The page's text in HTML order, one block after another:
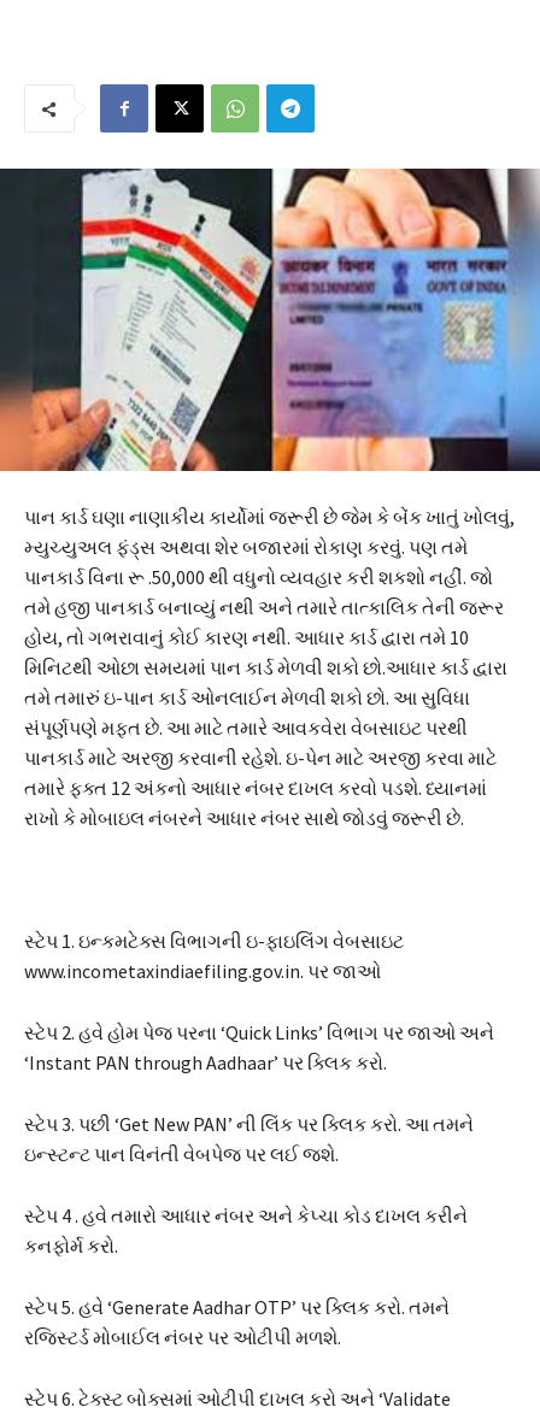
પાન કાર્ડ ઘણા નાણાકીય કાર્યોમાં જરૂરી છે જેમ કે બેંક ખાતું ખોલવું,
મ્યુચ્યુઅલ ફંડ્સ અથવા શેર બજારમાં રોકાણ કરવું. પણ તમે
પાનકાર્ડ વિના રૂ .50,000 થી વધુનો વ્યવહાર કરી શકશો નહીં. જો
તમે હજી પાનકાર્ડ બનાવ્યું નથી અને તમારે તાત્કાલિક તેની જરૂર
હોય, તો ગભરાવાનું કોઈ કારણ નથી. આધાર કાર્ડ દ્વારા તમે 10
મિનિટથી ઓછા સમયમાં પાન કાર્ડ મેળવી શકો છો.આધાર કાર્ડ દ્વારા
તમે તમારું ઇ-પાન કાર્ડ ઓનલાઈન મેળવી શકો છો. આ સુવિધા
સંપૂર્ણપણે મફત છે. આ માટે તમારે આવકવેરા વેબસાઇટ પરથી
પાનકાર્ડ માટે અરજી કરવાની રહેશે. ઇ-પેન માટે અરજી કરવા માટે
તમારે ફક્ત 12 અંકનો આધાર નંબર દાખલ કરવો પડશે. ધ્યાનમાં
રાખો કે મોબાઇલ નંબરને આધાર નંબર સાથે જોડવું જરૂરી છે.
સ્ટેપ 1. ઇન્કમટેક્સ વિભાગની ઇ-ફાઇલિંગ વેબસાઇટ
www.incometaxindiaefiling.gov.in. પર જાઓ
સ્ટેપ 2. હવે હોમ પેજ પરના ‘Quick Links’ વિભાગ પર જાઓ અને
‘Instant PAN through Aadhaar’ પર ક્લિક કરો.
સ્ટેપ 3. પછી ‘Get New PAN’ ની લિંક પર ક્લિક કરો. આ તમને
ઇન્સ્ટન્ટ પાન વિનંતી વેબપેજ પર લઈ જશે.
સ્ટેપ 4 . હવે તમારો આધાર નંબર અને કેપ્ચા કોડ દાખલ કરીને
કનફોર્મ કરો.
સ્ટેપ 5. હવે ‘Generate Aadhar OTP’ પર ક્લિક કરો. તમને
રજિસ્ટર્ડ મોબાઈલ નંબર પર ઓટીપી મળશે.
સ્ટેપ 6. ટેક્સ્ટ બોક્સમાં ઓટીપી દાખલ કરો અને ‘Validate